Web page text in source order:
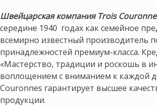
Швейцарская компания Trois
середине 1940 годах как семейное
всемирно известный производитель
принадлежностей премиум-класса.
«Мастерство, традиции и роскошь в
воплощением с вниманием к каждой
Couronnes гарантирует высшее
продукции.